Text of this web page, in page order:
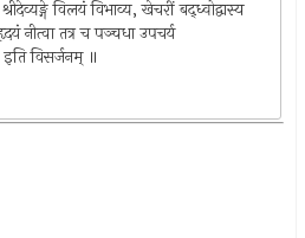
विलयं विभाव्य, खेचरीं बद्ध्वोद्वास्य
नीत्वा तत्र च पञ्चधा उपचर्य
इति विसर्जनम् ॥